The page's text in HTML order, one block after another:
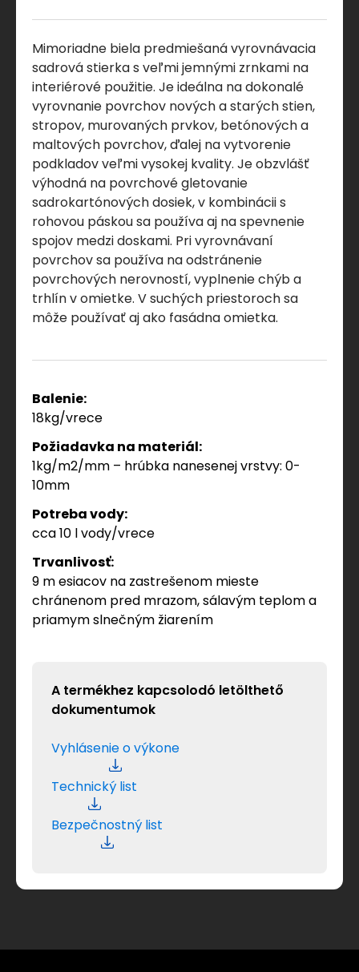
Mimoriadne biela predmiešaná vyrovnávacia
sadrová stierka s veľmi jemnými zrnkami na
interiérové použitie. Je ideálna na dokonalé
vyrovnanie povrchov nových a starých stien,
stropov, murovaných prvkov, betónových a
maltových povrchov, ďalej na vytvorenie
podkladov veľmi vysokej kvality. Je obzvlášť
výhodná na povrchové gletovanie
sadrokartónových dosiek, v kombinácii s
rohovou páskou sa používa aj na spevnenie
spojov medzi doskami. Pri vyrovnávaní
povrchov sa používa na odstránenie
povrchových nerovností, vyplnenie chýb a
trhlín v omietke. V suchých priestoroch sa
môže používať aj ako fasádna omietka.
Balenie:
18kg/vrece
Požiadavka na materiál:
1kg/m2/mm – hrúbka nanesenej vrstvy: 0-
10mm
Potreba vody:
cca 10 l vody/vrece
Trvanlivosť:
9 m esiacov na zastrešenom mieste
chránenom pred mrazom, sálavým teplom a
priamym slnečným žiarením
A termékhez kapcsolodó letölthető
dokumentumok
Vyhlásenie o výkone
Technický list
Bezpečnostný list